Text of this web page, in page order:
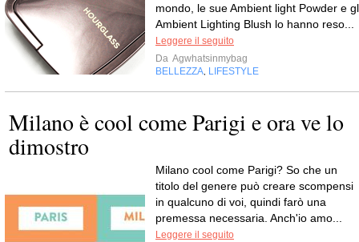
mondo, le sue Ambient light Powder e
Ambient Lighting Blush lo hanno reso...
Leggere il seguito
Da Agwhatsinmybag
BELLEZZA, LIFESTYLE
Milano è cool come Parigi e ora ve lo
dimostro
Milano cool come Parigi? So che un
titolo del genere può creare scompensi
in qualcuno di voi, quindi farò una
premessa necessaria. Anch'io amo...
Leggere il seguito